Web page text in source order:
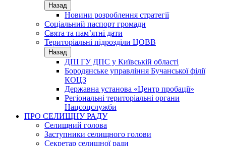
Назад
Новини розроблення стратегії
Соціальний паспорт громади
Свята та пам’ятні дати
Територіальні підрозділи ЦОВВ
Назад
ДПІ ГУ ДПС у Київській області
Бородянське управління Бучанської філії
КОЦЗ
Державна установа «Центр пробації»
Регіональні територіальні органи
Нацсоцслужби
ПРО СЕЛИЩНУ РАДУ
Селищний голова
Заступники селищного голови
Секретар селищної ради